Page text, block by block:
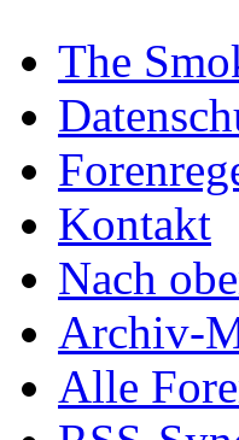
The
Kontakt
Nach
Archiv-
Alle